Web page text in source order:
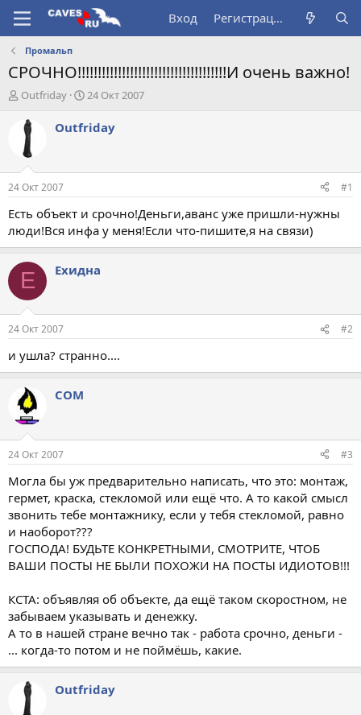
Вход Регистрация
Промальп
СРОЧНО!!!!!!!!!!!!!!!!!!!!!!!!!!!!!!!!!!!!!И очень важно!
А
т
о
р
т
е
м
ы
Outfriday
Д
т
а
л
а
24 Окт 2007
Outfriday
24 Окт 2007 #1
Есть объект и срочно!Деньги,аванс уже пришли-нужны
люди!Вся инфа у меня!Если что-пишите,я на связи)
Е Ехидна
24 Окт 2007 #2
и ушла? странно....
COM
24 Окт 2007 #3
Могла бы уж предварительно написать, что это: монтаж,
гермет, краска, стекломой или ещё что. А то какой смысл
звонить тебе монтажнику, если у тебя стекломой, равно
и наоборот???
ГОСПОДА! БУДЬТЕ КОНКРЕТНЫМИ, СМОТРИТЕ, ЧТОБ
ВАШИ ПОСТЫ НЕ БЫЛИ ПОХОЖИ НА ПОСТЫ ИДИОТОВ!!!
КСТА: объявляя об объекте, да ещё таком скоростном, не
забываем указывать и денежку.
А то в нашей стране вечно так - работа срочно, деньги -
... когда-то потом и не поймёшь, какие.
Outfriday